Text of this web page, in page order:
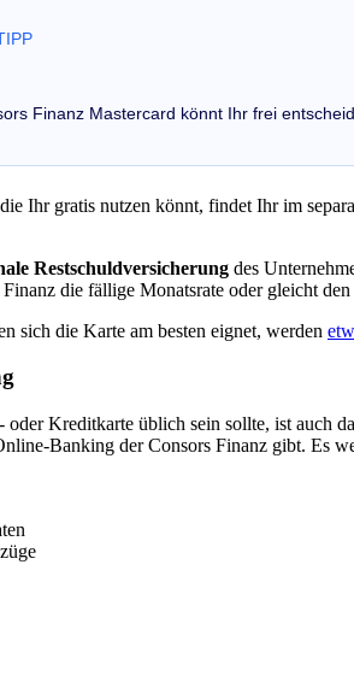
Finanz Mastercard könnt Ihr frei
Ihr gratis nutzen könnt, findet Ihr im
Restschuldversicherung des
die fällige Monatsrate oder gleicht
sich die Karte am besten eignet, werden
oder Kreditkarte üblich sein sollte, ist auch
Banking der Consors Finanz gibt. Es